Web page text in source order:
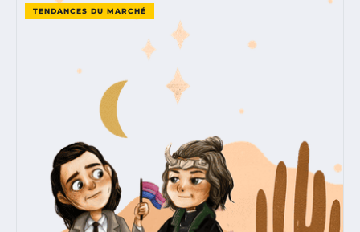
TENDANCES DU MARCHÉ